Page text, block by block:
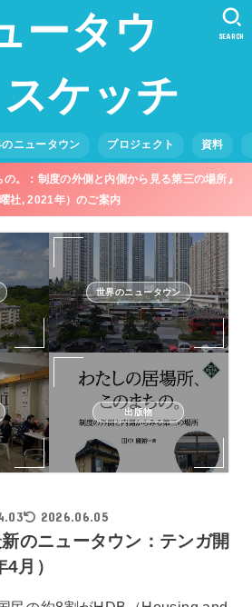
ータウ
ケッチ
のニュータウン プロジェクト 資料
SEARCH
の。：制度の外側と内側から見る第三の場所』
曜社, 2021年）のご案内
世界のニュータウン
出版物
2026.06.05
のニュータウン：テンガ開
月）